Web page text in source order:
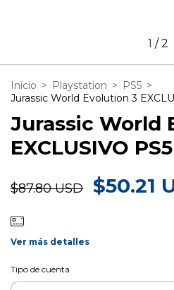
1 /2
Inicio > Playstation > PS5 >
Jurassic World Evolution 3
Jurassic World
EXCLUSIVO PS5
$87.80 USD $50.21
Ver más detalles
Tipo de cuenta